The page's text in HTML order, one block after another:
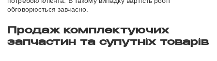
обговорюється завчасно.
Продаж комплектуючих
запчастин та супутніх товарів